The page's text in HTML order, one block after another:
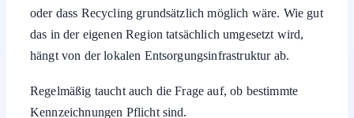
oder dass Recycling grundsätzlich möglich wäre. Wie gut
das in der eigenen Region tatsächlich umgesetzt wird,
hängt von der lokalen Entsorgungsinfrastruktur ab.
Regelmäßig taucht auch die Frage auf, ob bestimmte
Kennzeichnungen Pflicht sind.